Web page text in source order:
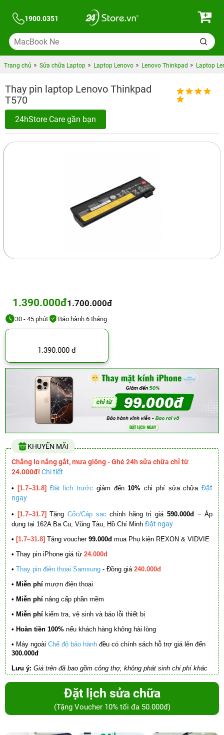
1900.0351
Trang chủ Sửa chữa Laptop Laptop Lenovo Lenovo Thinkpad Laptop
Thay pin laptop Lenovo Thinkpad
T570
24hStore Care gần bạn
1.390.000đ1.700.000đ
30 - 45 phút Bảo hành 6 tháng
1.390.000 đ
KHUYẾN MÃI
Chẳng lo nắng gắt, mưa giông - Ghé 24h sửa chữa chỉ từ
24.000đ! Chi tiết
• [1.7–31.8] Đặt lịch trước giảm đến10% chi phí sửa chữa Đặt
ngay
• [1.7–31.7] Tặng Cốc/Cáp sạc chính hãng trị giá 590.000đ –Áp
dụng tại 162A Ba Cu, Vũng Tàu, Hồ Chí Minh Đặt ngay
• [1.7–31.8] Tặng voucher 99.000đ mua Phụ kiện REXON & VIDVIE
• Thay pin iPhone giá từ 24.000đ
• Thay pin điện thoại Samsung - Đồng giá 240.000đ
• Miễn phí mượn điện thoại
• Miễn phí nâng cấp phần mềm
• Miễn phí kiểm tra, vệ sinh và báo lỗi thiết bị
• Hoàn tiền 100% nếu khách hàng không hài lòng
• Máy ngoài Chế độ bảo hành đều có chính sách hỗ trợ giá lên đến
300.000đ
Lưu ý: Giá trên đã bao gồm công thợ, không phát sinh chi phí khác
Đặt lịch sửa chữa
(Tặng Voucher 10% tối đa 50.000đ)